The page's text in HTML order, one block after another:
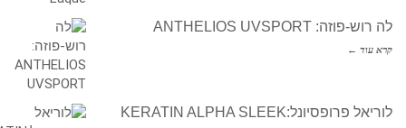
לה רוש-פוזה: ANTHELIOS UVSPORT
קרא עוד ←
לוריאל פרופסיונל:KERATIN ALPHA SLEEK